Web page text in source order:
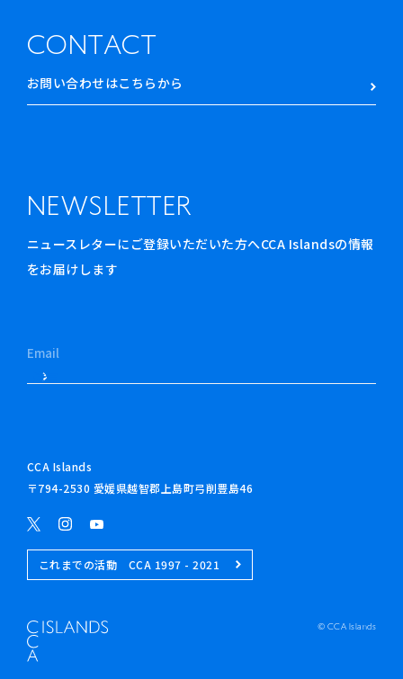
CONTACT
お問い合わせはこちらから
NEWSLETTER
ニュースレターにご登録いただいた方へCCA Islandsの情報
をお届けします
CCA Islands
〒794-2530 愛媛県越智郡上島町弓削豊島46
これまでの活動 CCA 1997 - 2021
© CCA Islands